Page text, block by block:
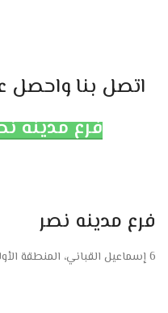
اتصل بنا
فرع مدينه
فرع مدينه نصر
6 إسماعيل القباني، المنطقة الأولى، مدينة نصر